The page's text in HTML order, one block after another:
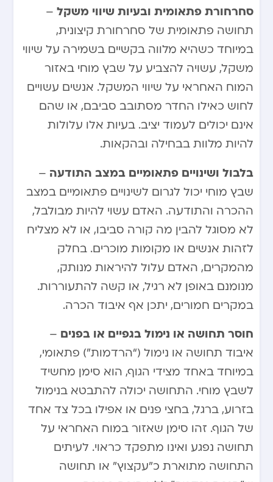
סחרחורת פתאומית ובעיות שיווי משקל –
תחושה פתאומית של סחרחורת קיצונית,
במיוחד כשהיא מלווה בקשיים בשמירה על שיווי
משקל, עשויה להצביע על שבץ מוחי באזור
המוח האחראי על שיווי המשקל. אנשים עשויים
לחוש כאילו החדר מסתובב סביבם, או שהם
אינם יכולים לעמוד יציב. בעיות אלו עלולות
להיות מלוות בבחילה ובהקאות.
בלבול ושינויים פתאומיים במצב התודעה –
שבץ מוחי יכול לגרום לשינויים פתאומיים במצב
ההכרה והתודעה. האדם עשוי להיות מבולבל,
לא מסוגל להבין מה קורה סביבו, או לא מצליח
לזהות אנשים או מקומות מוכרים. בחלק
מהמקרים, האדם עלול להיראות מנותק,
מנומנם באופן לא רגיל, או קשה להתעוררות.
במקרים חמורים, יתכן אף איבוד הכרה.
חוסר תחושה או נימול בגפיים או בפנים –
איבוד תחושה או נימול (“הרדמות”) פתאומי,
במיוחד באחד מצידי הגוף, הוא סימן מחשיד
לשבץ מוחי. התחושה יכולה להתבטא בנימול
בזרוע, ברגל, בחצי פנים או אפילו בכל צד אחד
של הגוף. זהו סימן שאזור במוח האחראי על
תחושה נפגע ואינו מתפקד כראוי. לעיתים
התחושה מתוארת כ”עקצוץ” או תחושה